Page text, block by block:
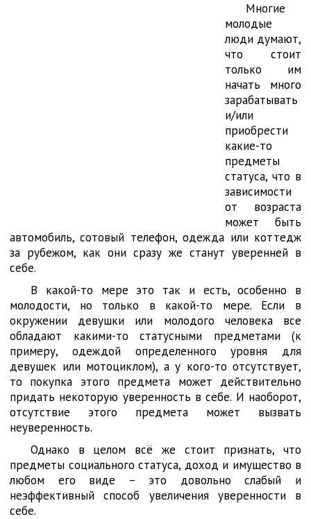
Многие
молодые
люди думают,
что стоит
только им
начать много
зарабатывать
и/или
приобрести
какие-то
предметы
статуса, что в
зависимости
от возраста
может быть
автомобиль, сотовый телефон, одежда или коттедж
за рубежом, как они сразу же станут уверенней в
себе.
В какой-то мере это так и есть, особенно в
молодости, но только в какой-то мере. Если в
окружении девушки или молодого человека все
обладают какими-то статусными предметами (к
примеру, одеждой определенного уровня для
девушек или мотоциклом), а у кого-то отсутствует,
то покупка этого предмета может действительно
придать некоторую уверенность в себе. И наоборот,
отсутствие этого предмета может вызвать
неуверенность.
Однако в целом всё же стоит признать, что
предметы социального статуса, доход и имущество в
любом его виде – это довольно слабый и
неэффективный способ увеличения уверенности в
себе.